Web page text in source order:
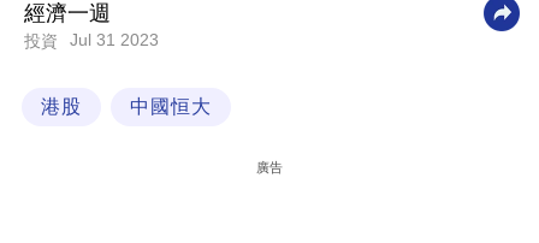
科
經濟一週
投資 Jul 31 2023
港股 中國恒大
廣告